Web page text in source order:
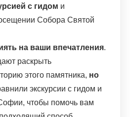
с гидом и
Собора Святой
на ваши впечатления.
раскрыть
этого памятника, но
экскурсии с гидом и
чтобы помочь вам